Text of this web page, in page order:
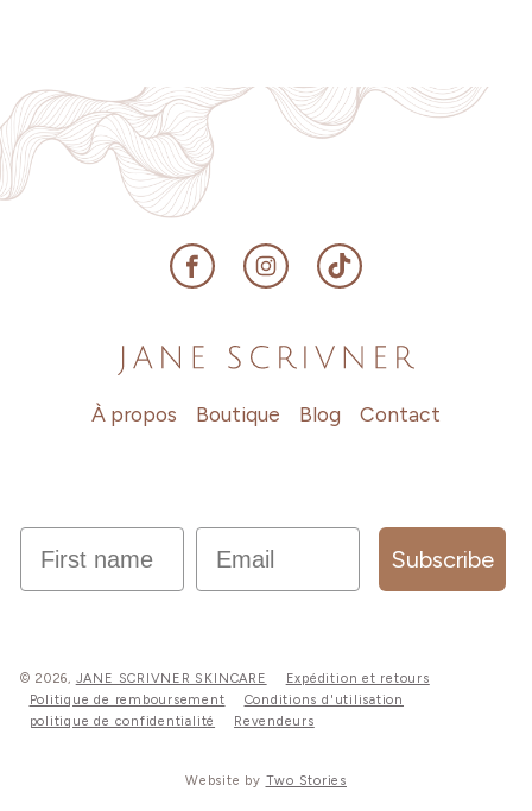
FacebookInstagramTikTok
À propos Boutique Blog Contact
first name Email
Subscribe
© 2026, JANE SCRIVNER SKINCARE
Expédition et retours
Politique de remboursement
Conditions d'utilisation
politique de confidentialité
Revendeurs
Website by Two Stories